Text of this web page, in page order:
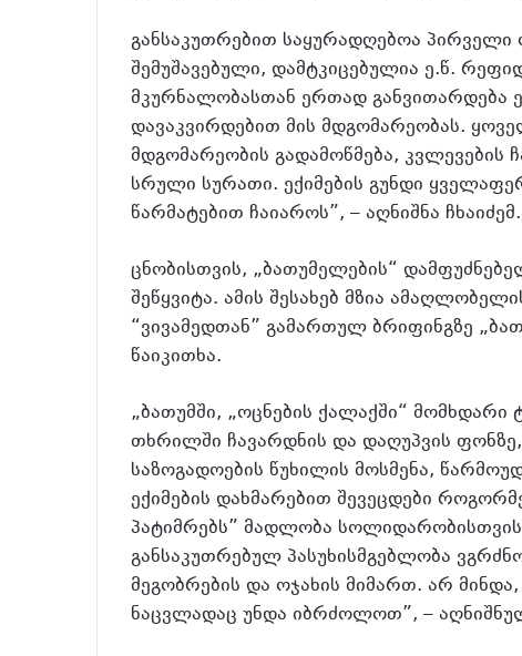
განსაკუთრებით საყურადღებოა
შემუშავებული, დამტკიცებულია ე.წ.
მკურნალობასთან ერთად განვითარდება
დავაკვირდებით მის მდგომარეობას.
მდგომარეობის გადამოწმება, კვლევების
სრული სურათი. ექიმების გუნდი
წარმატებით ჩაიაროს”, – აღნიშნა ჩხაიძემ.
ცნობისთვის, „ბათუმელების“
შეწყვიტა. ამის შესახებ მზია
“ვივამედთან” გამართულ ბრიფინგზე
წაიკითხა.
„ბათუმში, „ოცნების ქალაქში“
თხრილში ჩავარდნის და დაღუპვის
საზოგადოების წუხილის მოსმენა,
ექიმების დახმარებით შევეცდები
პატიმრებს” მადლობა
განსაკუთრებულ პასუხისმგებლობა
მეგობრების და ოჯახის მიმართ. არ
ნაცვლადაც უნდა იბრძოლოთ”, –